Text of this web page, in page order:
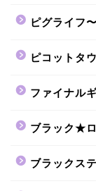
ピグライフ
ピコットタ
ファイナル
ブラック★
ブラックス